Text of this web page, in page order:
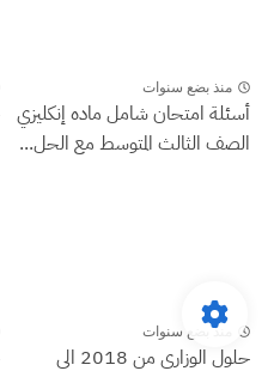
منذ بضع سنوات
أسئلة امتحان شامل ماده إنكليزي
الصف الثالث المتوسط مع الحل...
منذ بضع سنوات
حلول الوزاري من 2018 الى